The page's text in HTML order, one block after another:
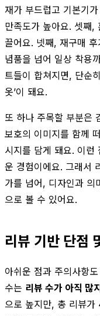
재가 부드럽고 기본기
만족도가 높아요. 셋째,
끌어요. 넷째, 재구매
념품을 넘어 일상 착용
트들이 합쳐지면, 단순
옷’이 돼요.
또 하나 주목할 부분은
보호의 이미지를 함께
시지를 담게 돼요. 이런
운 경험이에요. 그래서
가를 넘어, 디자인과 의
으로 볼 수 있어요.
리뷰 기반 단점
아쉬운 점과 주의사항
수는 리뷰 수가 아직 많
으로 높지만, 총 리뷰가